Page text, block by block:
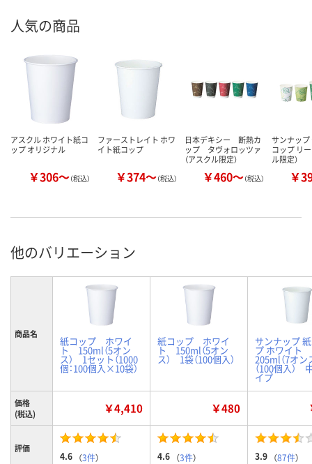
人気の商品
アスクル ホワイト紙コ
ップ オリジナル
￥306～（税込）
ファーストレイト ホワ
イト紙コップ
￥374～（税込）
日本デキシー 断熱カ
ップ タヴォロッツァ
（アスクル限定）
￥460～（税込）
サンナッ
コップ リ
ル限定）
￥
他のバリエーション
商品名
紙コップ ホワイ
ト 150ml（5オン
ス） 1セット（1000
個：100個入×10袋）
紙コップ ホワイ
ト 150ml（5オン
ス） 1袋（100個入）
サンナップ
プ ホワイト
205ml（7オン
（100個入）
イプ
価格
(税込)
￥4,410 ￥480
評価
4.6 （3件） 4.6 （3件） 3.9 （87件）